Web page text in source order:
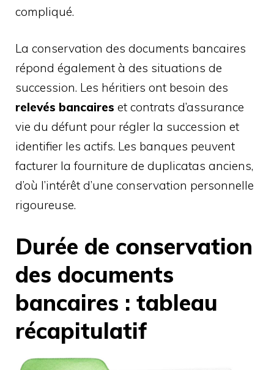
compliqué.
La conservation des documents bancaires
répond également à des situations de
succession. Les héritiers ont besoin des
relevés bancaires et contrats d’assurance
vie du défunt pour régler la succession et
identifier les actifs. Les banques peuvent
facturer la fourniture de duplicatas anciens,
d’où l’intérêt d’une conservation personnelle
rigoureuse.
Durée de conservation
des documents
bancaires : tableau
récapitulatif